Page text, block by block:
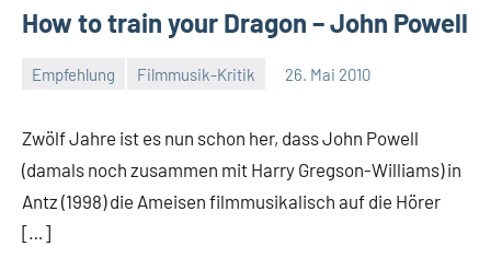
How to train your Dragon – John Powell
Empfehlung Filmmusik-Kritik 26. Mai 2010
Keine
Zwölf Jahre ist es nun schon her, dass John Powell
(damals noch zusammen mit Harry Gregson-Williams) in
Antz (1998) die Ameisen filmmusikalisch auf die Hörer
[…]